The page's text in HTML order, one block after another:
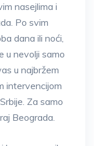
nasejlima i
Po svim
dana ili noći,
u nevolji samo
u najbržem
intervencijom
Za samo
Beograda.